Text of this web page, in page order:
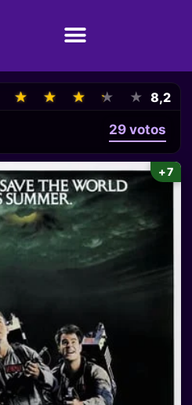
★
★ ★
★ ★
★ ★
★ ★
★ 8,2
29 votos
+7